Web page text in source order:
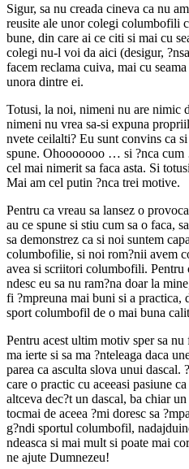
Sigur, sa nu creada cineva ca nu
reusite ale unor colegi columbofili
bune, din care ai ce citi si mai cu
colegi nu-l voi da aici (desigur,
facem reclama cuiva, mai cu
unora dintre ei.
Totusi, la noi, nimeni nu are nimic
nimeni nu vrea sa-si expuna
nvete ceilalti? Eu sunt convins ca
spune. Ohooooooo … si ?nca
cel mai nimerit sa faca asta. Si
Mai am cel putin ?nca trei motive.
Pentru ca vreau sa lansez o
au ce spune si stiu cum sa o faca,
sa demonstrez ca si noi suntem
columbofilie, si noi rom?nii avem
avea si scriitori columbofili. Pentru
ndesc eu sa nu ram?na doar la
fi ?mpreuna mai buni si a practica,
sport columbofil de o mai buna
Pentru acest ultim motiv sper sa
ma ierte si sa ma ?nteleaga daca
parea ca asculta slova unui dascal.
care o practic cu aceeasi pasiune
altceva dec?t un dascal, ba chiar
tocmai de aceea ?mi doresc sa
g?ndi sportul columbofil,
ndeasca si mai mult si poate mai
ne ajute Dumnezeu!